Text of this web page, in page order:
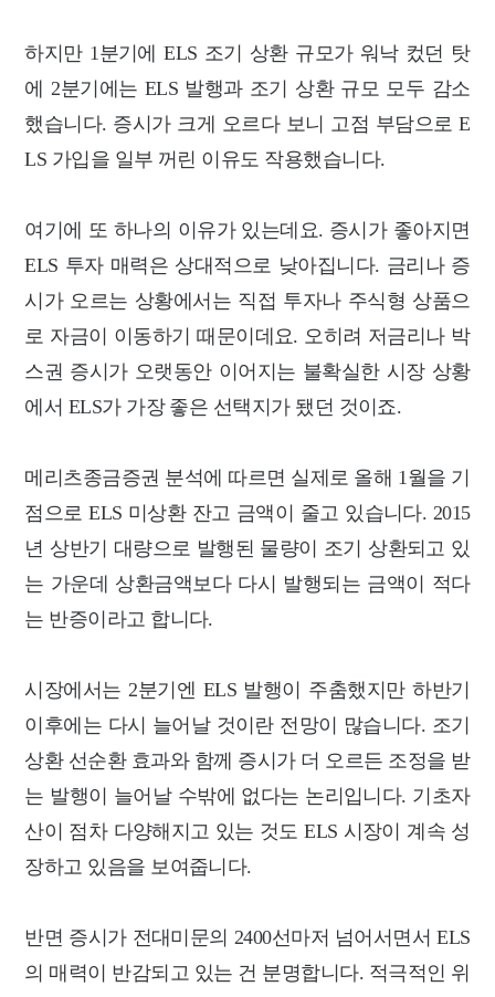
하지만 1분기에 ELS 조기 상환 규모가 워낙 컸던 탓
에 2분기에는 ELS 발행과 조기 상환 규모 모두 감소
했습니다. 증시가 크게 오르다 보니 고점 부담으로 E
LS 가입을 일부 꺼린 이유도 작용했습니다.
여기에 또 하나의 이유가 있는데요. 증시가 좋아지면
ELS 투자 매력은 상대적으로 낮아집니다. 금리나 증
시가 오르는 상황에서는 직접 투자나 주식형 상품으
로 자금이 이동하기때문이데요. 오히려 저금리나 박
스권 증시가 오랫동안 이어지는 불확실한 시장 상황
에서 ELS가 가장 좋은 선택지가 됐던 것이죠.
메리츠종금증권 분석에 따르면 실제로 올해 1월을 기
점으로 ELS 미상환 잔고 금액이 줄고 있습니다. 2015
년 상반기 대량으로 발행된 물량이 조기 상환되고 있
는 가운데 상환금액보다 다시 발행되는 금액이 적다
는 반증이라고 합니다.
시장에서는 2분기엔 ELS 발행이 주춤했지만 하반기
이후에는 다시 늘어날 것이란 전망이 많습니다. 조기
상환 선순환 효과와 함께 증시가 더 오르든 조정을 받
는 발행이 늘어날 수밖에 없다는 논리입니다. 기초자
산이 점차 다양해지고 있는 것도 ELS 시장이 계속 성
장하고 있음을 보여줍니다.
반면 증시가 전대미문의 2400선마저 넘어서면서 ELS
의 매력이 반감되고 있는 건 분명합니다. 적극적인 위